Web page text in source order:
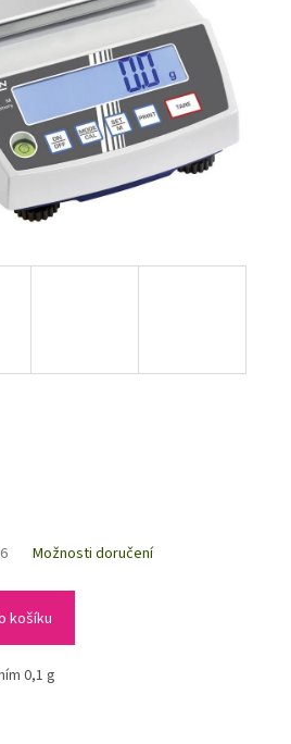
Možnosti doručení
košíku
0,1 g